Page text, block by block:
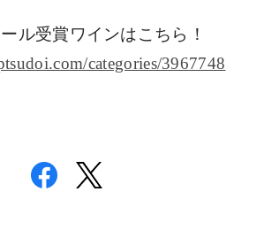
ル受賞ワインはこちら！
categories/3967748